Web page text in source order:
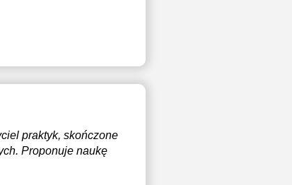
praktyk, skończone
Proponuje naukę